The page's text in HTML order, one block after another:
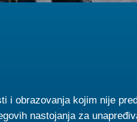
i obrazovanja kojim nije
nastojanja za